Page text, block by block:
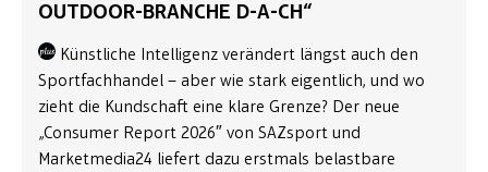
OUTDOOR-BRANCHE D-A-CH“
Künstliche Intelligenz verändert längst auch den
Sportfachhandel – aber wie stark eigentlich, und wo
zieht die Kundschaft eine klare Grenze? Der neue
„Consumer Report 2026″ von SAZsport und
Marketmedia24 liefert dazu erstmals belastbare